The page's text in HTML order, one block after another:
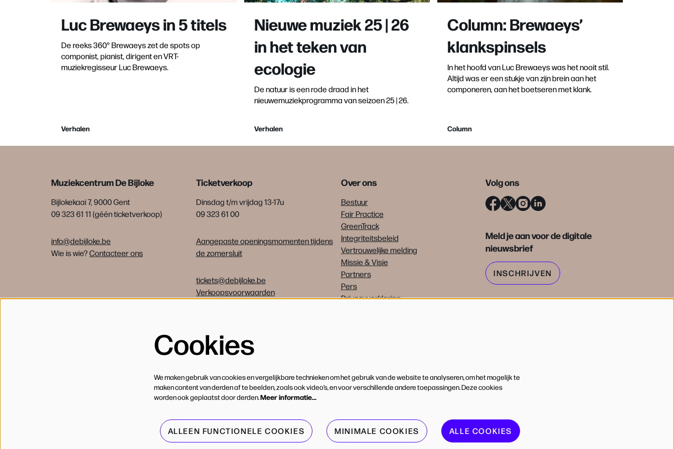
Luc Brewaeys in 5 titels
De reeks 360° Brewaeys zet de spots op
componist, pianist, dirigent en VRT-
muziekregisseur Luc Brewaeys.
Verhalen
Nieuwe muziek 25 | 26
in het teken van
ecologie
De natuur is een rode draad in het
nieuwemuziekprogramma van seizoen 25 | 26.
Verhalen
Column: Brewaeys’
klankspinsels
In het hoofd van Luc Brewaeys was het nooit stil.
Altijd was er een stukje van zijn brein aan het
componeren, aan het boetseren met klank.
Column
Muziekcentrum De Bijloke
Bijlokekaai 7, 9000 Gent
09 323 61 11 (géén ticketverkoop)
info@debijloke.be
Wie is wie?Contacteer ons
Ticketverkoop
Dinsdag t/m vrijdag 13-17u
09 323 61 00
Aangepaste openingsmomenten tijdens
de zomersluit
tickets@debijloke.be
Verkoopsvoorwaarden
Over ons
Bestuur
Fair Practice
GreenTrack
Integriteitsbeleid
Vertrouwelijke melding
Missie & Visie
Partners
Pers
Privacyverklaring
Volg ons
Meld je aan voor de digitale
nieuwsbrief
INSCHRIJVEN
Cookies
We maken gebruik van cookies en vergelijkbare technieken om het gebruik van de website te analyseren, om het mogelijk te
maken content van derden af te beelden, zoals ook video’s, en voor verschillende andere toepassingen. Deze cookies
worden ook geplaatst door derden.Meer informatie…
ALLEEN FUNCTIONELE COOKIES MINIMALE COOKIES ALLE COOKIES